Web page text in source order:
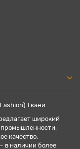
Ткани.
широкий
промышленности,
качество,
в наличии более